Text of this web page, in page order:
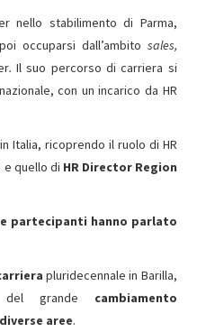
nello stabilimento di Parma,
occuparsi dall’ambito sales,
.Il suo percorso di carriera si
con un incarico da HR
Italia, ricoprendo il ruolo di HR
e quello di HR Director Region
partecipanti hanno parlato
pluridecennale in Barilla,
del grande cambiamento
aree.